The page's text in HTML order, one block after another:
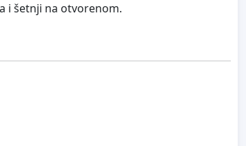
i šetnji na otvorenom.